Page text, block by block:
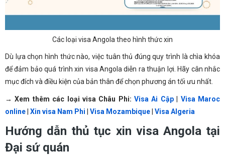
Các loại visa Angola theo hình thức xin
Dù lựa chọn hình thức nào, việc tuân thủ đúng quy trình là chìa khóa
để đảm bảo quá trình xin visa Angola diễn ra thuận lợi. Hãy cân nhắc
mục đích và điều kiện của bản thân để chọn phương án tối ưu nhất.
→ Xem thêm các loại visa Châu Phi: Visa Ai Cập| Visa Maroc
online Xin visa Nam Phi Visa Mozambique Visa Algeria
Hướng dẫn thủ tục xin visa Angola tại
Đại sứ quán